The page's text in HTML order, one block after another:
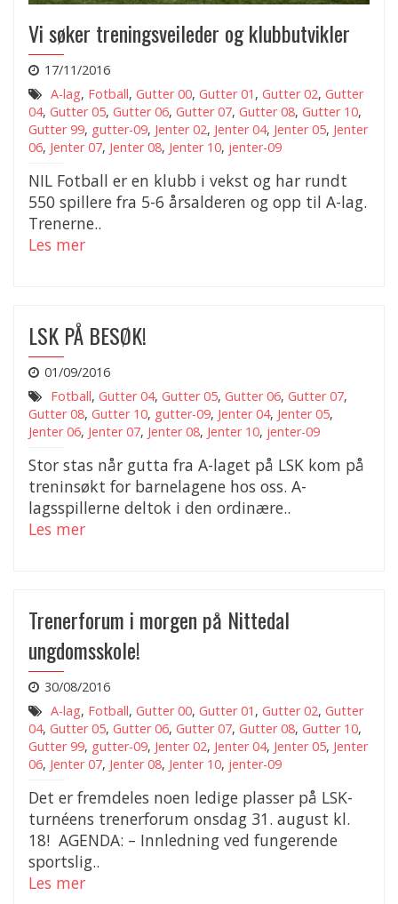
Vi søker treningsveileder og klubbutvikler
17/11/2016
A-lag, Fotball, Gutter 00, Gutter 01 , Gutter 02, Gutter
04, Gutter 05, Gutter 06, Gutter 07, Gutter 08, Gutter 10,
Gutter 99, gutter-09, Jenter 02, Jenter 04, Jenter 05, Jenter
06, Jenter 07, Jenter 08, Jenter 10, jenter-09
NIL Fotball er en klubb i vekst og har rundt
550 spillere fra 5-6 årsalderen og opp til A-lag.
Trenerne..
Les mer
LSK PÅ BESØK!
01/09/2016
Fotball, Gutter 04, Gutter 05, Gutter 06, Gutter 07,
Gutter 08, Gutter 10, gutter-09, Jenter 04, Jenter 05,
Jenter 06, Jenter 07, Jenter 08, Jenter 10, jenter-09
Stor stas når gutta fra A-laget på LSK kom på
treninsøkt for barnelagene hos oss. A-
lagsspillerne deltok i den ordinære..
Les mer
Trenerforum i morgen på Nittedal
ungdomsskole!
30/08/2016
A-lag, Fotball, Gutter 00, Gutter 01 , Gutter 02, Gutter
04, Gutter 05, Gutter 06, Gutter 07, Gutter 08, Gutter 10,
Gutter 99, gutter-09, Jenter 02, Jenter 04, Jenter 05, Jenter
06, Jenter 07, Jenter 08, Jenter 10, jenter-09
Det er fremdeles noen ledige plasser på LSK-
turnéens trenerforum onsdag 31. august kl.
18! AGENDA: – Innledning ved fungerende
sportslig..
Les mer